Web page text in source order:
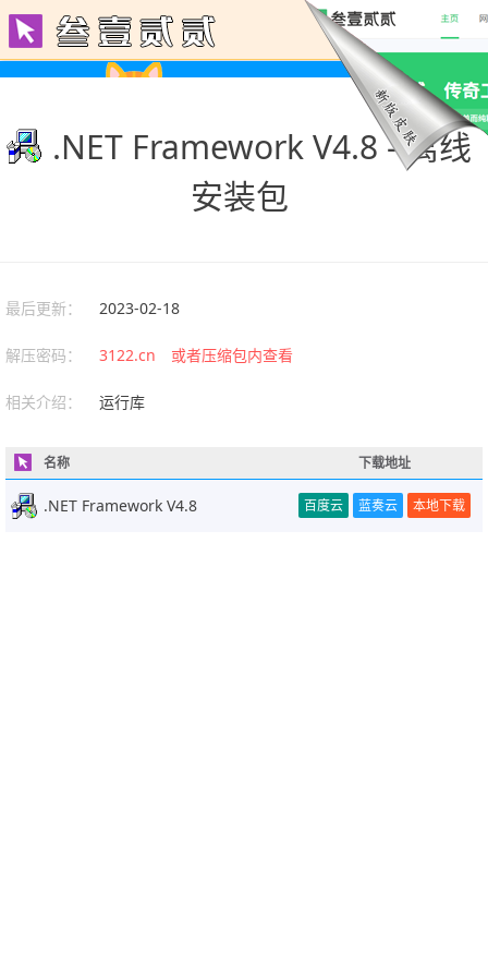
.NET Framework V4.8 - 离线
安装包
最后更新： 2023-02-18
解压密码： 3122.cn 或者压缩包内查看
相关介绍： 运行库
名称 下载地址
.NET Framework V4.8 百度云 蓝奏云 本地下载